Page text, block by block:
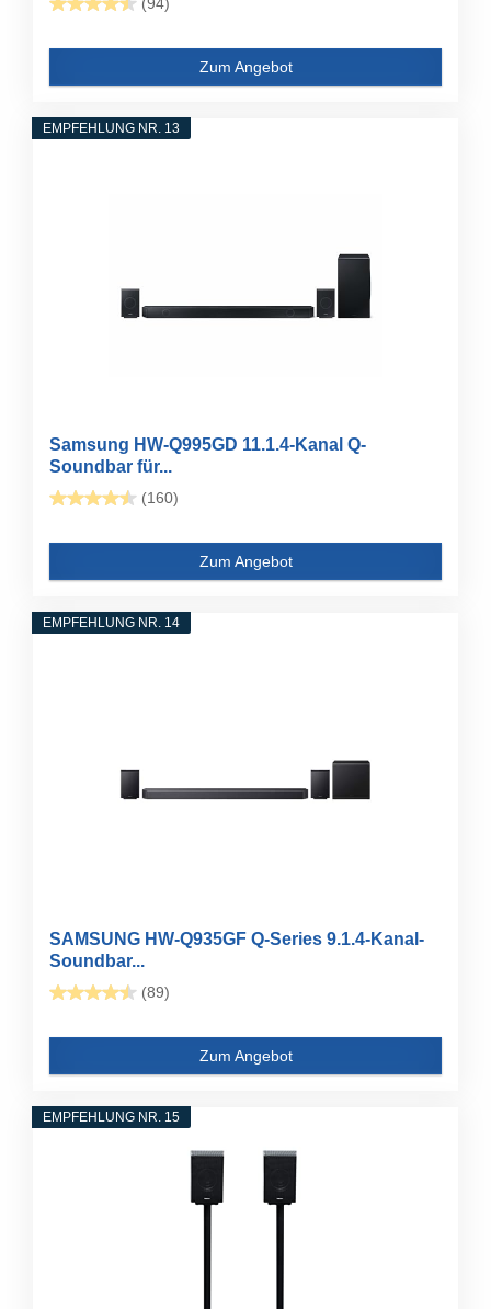
Zum Angebot
EMPFEHLUNG NR. 13
Samsung HW-Q995GD 11.1.4-Kanal Q-
Soundbar für...
(160)
Zum Angebot
EMPFEHLUNG NR. 14
SAMSUNG HW-Q935GF Q-Series 9.1.4-Kanal-
Soundbar...
(89)
Zum Angebot
EMPFEHLUNG NR. 15